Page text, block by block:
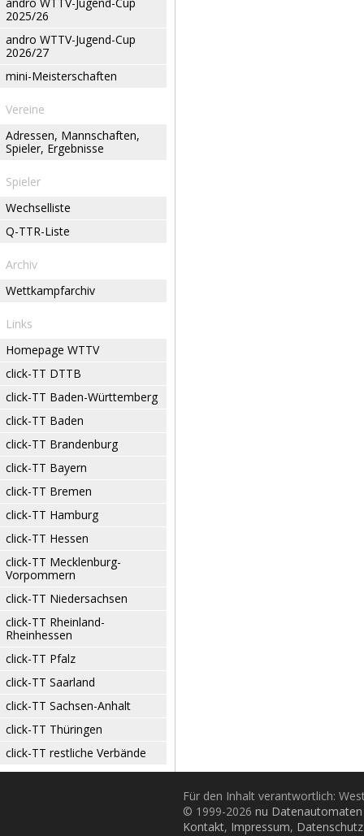
2025/26
andro WTTV-Jugend-Cup
2026/27
mini-Meisterschaften
Vereine
Adressen, Mannschaften,
Spieler, Ergebnisse
Spieler
Wechselliste
Q-TTR-Liste
Archiv
Wettkampfarchiv
Links
Homepage WTTV
click-TT DTTB
click-TT Baden-Württemberg
click-TT Baden
click-TT Brandenburg
click-TT Bayern
click-TT Bremen
click-TT Hamburg
click-TT Hessen
click-TT Mecklenburg-
Vorpommern
click-TT Niedersachsen
click-TT Rheinland-
Rheinhessen
click-TT Pfalz
click-TT Saarland
click-TT Sachsen-Anhalt
click-TT Thüringen
click-TT restliche Verbände
Für den Inhalt verantwortlich:
© 1999-2026 nu
Kontakt, Impressum, Datenschutz